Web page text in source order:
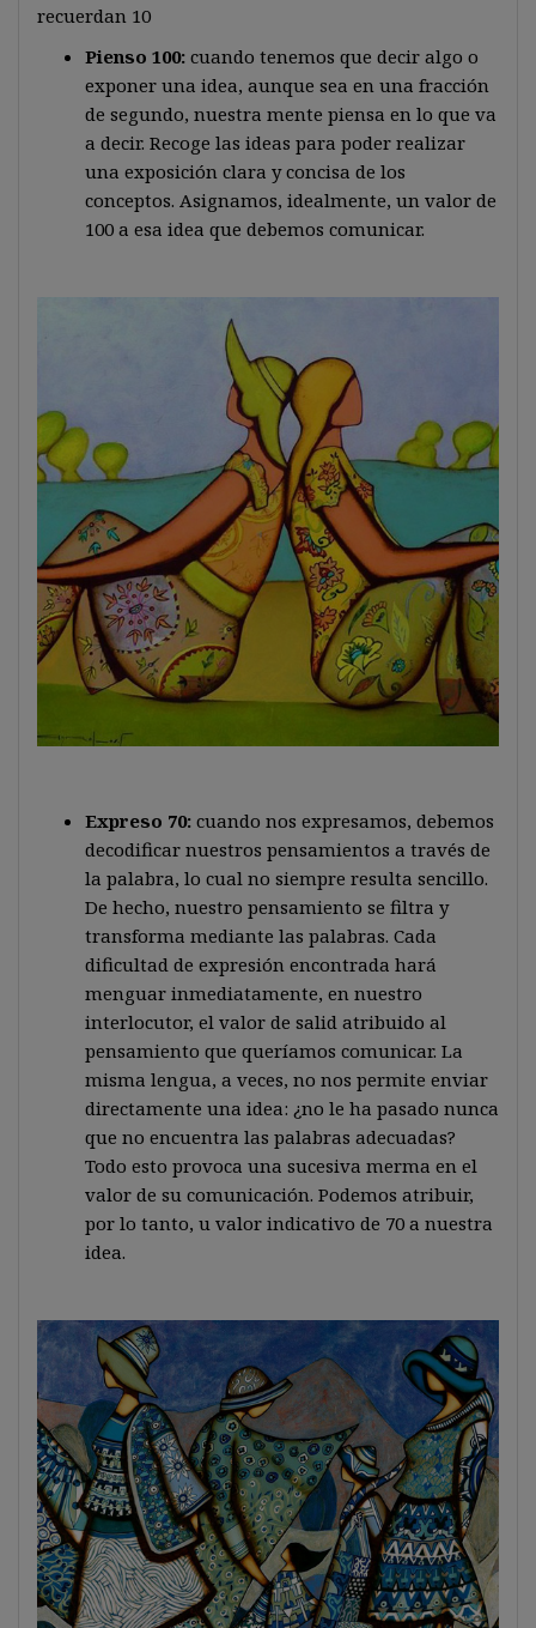
recuerdan 10
Pienso 100: cuando tenemos que decir algo o
exponer una idea, aunque sea en una fracción
de segundo, nuestra mente piensa en lo que va
a decir. Recoge las ideas para poder realizar
una exposición clara y concisa de los
conceptos. Asignamos, idealmente, un valor de
100 a esa idea que debemos comunicar.
Expreso 70: cuando nos expresamos, debemos
decodificar nuestros pensamientos a través de
la palabra, lo cual no siempre resulta sencillo.
De hecho, nuestro pensamiento se filtra y
transforma mediante las palabras. Cada
dificultad de expresión encontrada hará
menguar inmediatamente, en nuestro
interlocutor, el valor de salid atribuido al
pensamiento que queríamos comunicar. La
misma lengua, a veces, no nos permite enviar
directamente una idea: ¿no le ha pasado nunca
que no encuentra las palabras adecuadas?
Todo esto provoca una sucesiva merma en el
valor de su comunicación. Podemos atribuir,
por lo tanto, u valor indicativo de 70 a nuestra
idea.